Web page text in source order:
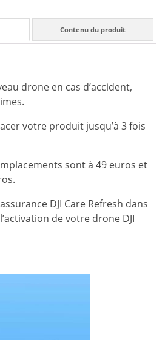
Contenu du produit
drone en cas d’accident,
votre produit jusqu’à 3 fois
sont à 49 euros et
DJI Care Refresh dans
de votre drone DJI